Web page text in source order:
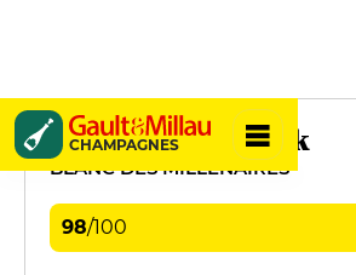
CHAMPAGNES
Charles Heidsieck
BLANC DES MILLÉNAIRES
98/100